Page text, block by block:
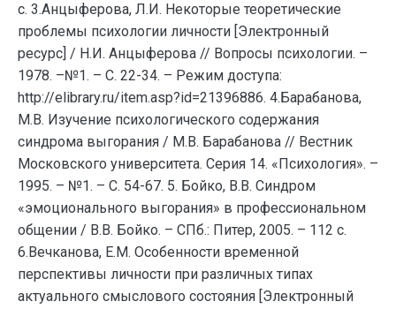
с. 3.Анцыферова, Л.И. Некоторые теоретические
проблемы психологии личности [Электронный
ресурс] / Н.И. Анцыферова // Вопросы психологии. –
1978. –№1. – С. 22-34. – Режим доступа:
http://elibrary.ru/item.asp?id=21396886. 4.Барабанова,
М.В. Изучение психологического содержания
синдрома выгорания / М.В. Барабанова // Вестник
Московского университета. Серия 14. «Психология». –
1995. – №1. – С. 54-67. 5. Бойко, В.В. Синдром
«эмоционального выгорания» в профессиональном
общении / В.В. Бойко. – СПб.: Питер, 2005. – 112 с.
6.Вечканова, Е.М. Особенности временной
перспективы личности при различных типах
актуального смыслового состояния [Электронный